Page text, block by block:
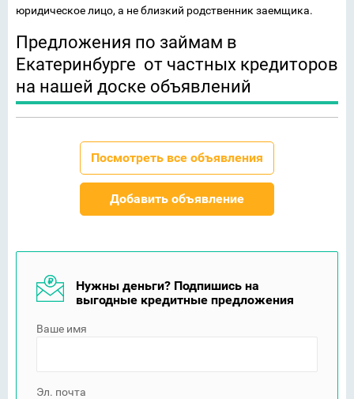
юридическое лицо, а не близкий родственник заемщика.
Предложения по займам в
Екатеринбурге от частных кредиторов
на нашей доске объявлений
Посмотреть все объявления
Добавить объявление
Нужны деньги? Подпишись на
выгодные кредитные предложения
Ваше имя
Эл. почта